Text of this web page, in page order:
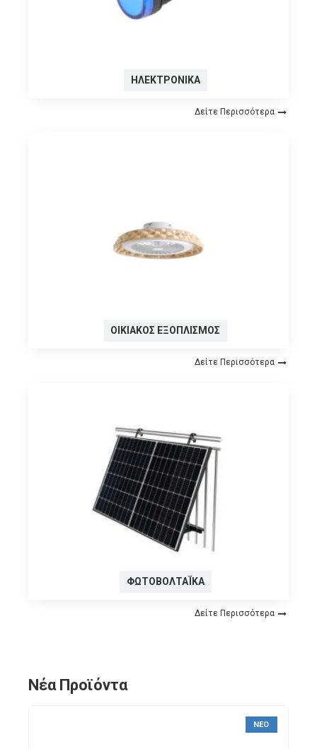
ΗΛΕΚΤΡΟΝΙΚΆ
Δείτε Περισσότερα
ΟΙΚΙΑΚΌΣ ΕΞΟΠΛΙΣΜΌΣ
Δείτε Περισσότερα
ΦΩΤΟΒΟΛΤΑΪΚΆ
Δείτε Περισσότερα
Νέα Προϊόντα
ΝΈΟ